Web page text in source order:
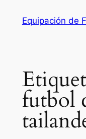
Equipación de
futbol